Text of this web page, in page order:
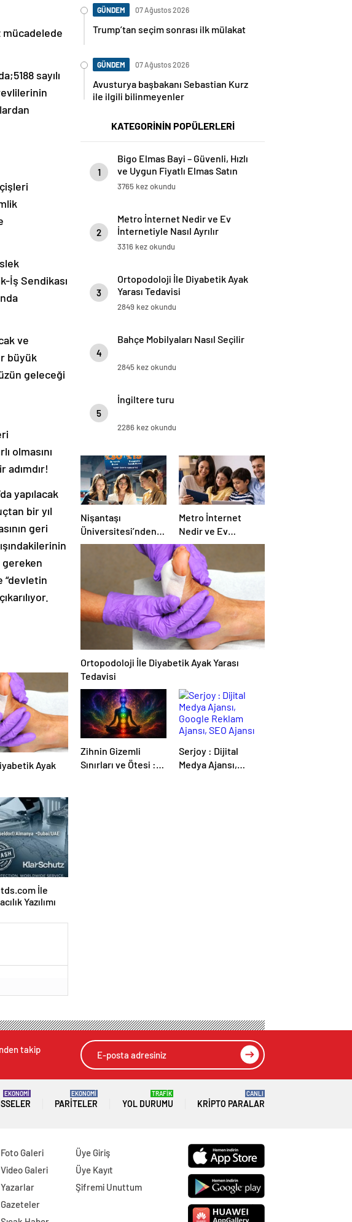
mücadelede
sayılı
İş Sendikası
ve
büyük
geleceği
olmasını
yapılacak
bir yıl
geri
gereken
“devletin
Ayak
İle
Yazılımı
GÜNDEM 07 Ağustos 2026
Trump’tan seçim sonrası ilk mülakat
GÜNDEM 07 Ağustos 2026
Avusturya başbakanı Sebastian Kurz
ile ilgili bilinmeyenler
KATEGORİNİN POPÜLERLERİ
1
Bigo Elmas Bayi – Güvenli, Hızlı
ve Uygun Fiyatlı Elmas Satın
Almanın Yeni Adresi
3765 kez okundu
2
Metro İnternet Nedir ve Ev
İnternetiyle Nasıl Ayrılır
3316 kez okundu
3
Ortopodoloji İle Diyabetik Ayak
Yarası Tedavisi
2849 kez okundu
4
Bahçe Mobilyaları Nasıl Seçilir
2845 kez okundu
5
İngiltere turu
2286 kez okundu
Nişantaşı
Üniversitesi’nden
2026 YKS
Adaylarına Çifte
Ücret ve Kesintisiz
Burs
Metro İnternet
Nedir ve Ev
İnternetiyle Nasıl
Ayrılır
Ortopodoloji İle Diyabetik Ayak Yarası
Tedavisi
Zihnin Gizemli
Sınırları ve Ötesi :
Serjoy : Dijital
Medya Ajansı,
takip
EKONOMİ
PARITELER
EKONOMİ
YOL DURUMU
TRAFİK
KRIPTO PARALAR
CANLI
Foto Galeri
Video Galeri
Yazarlar
Gazeteler
Üye Giriş
Üye Kayıt
Şifremi Unuttum